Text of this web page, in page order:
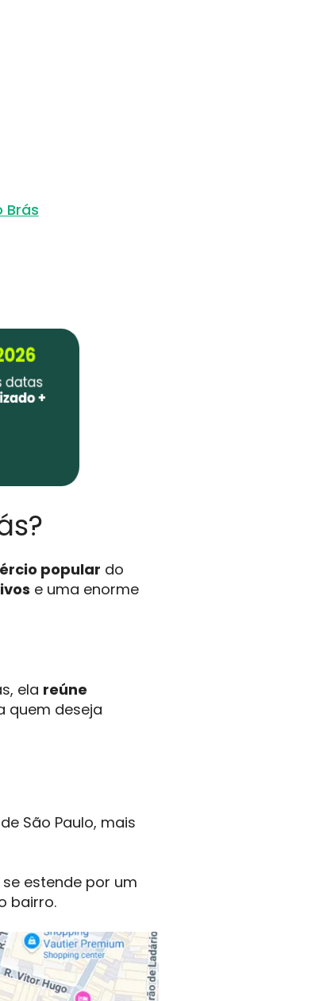
Brás
popular do
e uma enorme
ela reúne
quem deseja
São Paulo, mais
se estende por um
bairro.